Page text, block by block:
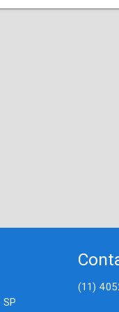
(11)